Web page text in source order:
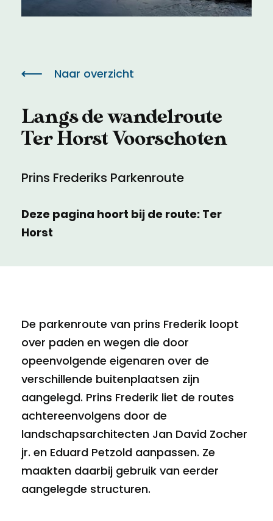
Langs de wandelroute
Ter Horst Voorschoten
Prins Frederiks Parkenroute
Deze pagina hoort bij de route: Ter
Horst
Naar overzicht
De parkenroute van prins Frederik loopt
over paden en wegen die door
opeenvolgende eigenaren over de
verschillende buitenplaatsen zijn
aangelegd. Prins Frederik liet de routes
achtereenvolgens door de
landschapsarchitecten Jan David Zocher
jr. en Eduard Petzold aanpassen. Ze
maakten daarbij gebruik van eerder
aangelegde structuren.